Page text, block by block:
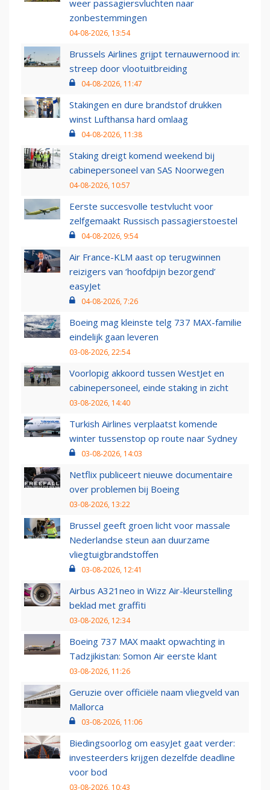
weer passagiersvluchten naar
zonbestemmingen
04-08-2026, 13:54
Brussels Airlines grijpt ternauwernood in:
streep door vlootuitbreiding
04-08-2026, 11:47
Stakingen en dure brandstof drukken
winst Lufthansa hard omlaag
04-08-2026, 11:38
Staking dreigt komend weekend bij
cabinepersoneel van SAS Noorwegen
04-08-2026, 10:57
Eerste succesvolle testvlucht voor
zelfgemaakt Russisch passagierstoestel
04-08-2026, 9:54
Air France-KLM aast op terugwinnen
reizigers van ‘hoofdpijn bezorgend’
easyJet
04-08-2026, 7:26
Boeing mag kleinste telg 737 MAX-familie
eindelijk gaan leveren
03-08-2026, 22:54
Voorlopig akkoord tussen WestJet en
cabinepersoneel, einde staking in zicht
03-08-2026, 14:40
Turkish Airlines verplaatst komende
winter tussenstop op route naar Sydney
03-08-2026, 14:03
Netflix publiceert nieuwe documentaire
over problemen bij Boeing
03-08-2026, 13:22
Brussel geeft groen licht voor massale
Nederlandse steun aan duurzame
vliegtuigbrandstoffen
03-08-2026, 12:41
Airbus A321neo in Wizz Air-kleurstelling
beklad met graffiti
03-08-2026, 12:34
Boeing 737 MAX maakt opwachting in
Tadzjikistan: Somon Air eerste klant
03-08-2026, 11:26
Geruzie over officiële naam vliegveld van
Mallorca
03-08-2026, 11:06
Biedingsoorlog om easyJet gaat verder:
investeerders krijgen dezelfde deadline
voor bod
03-08-2026, 10:43